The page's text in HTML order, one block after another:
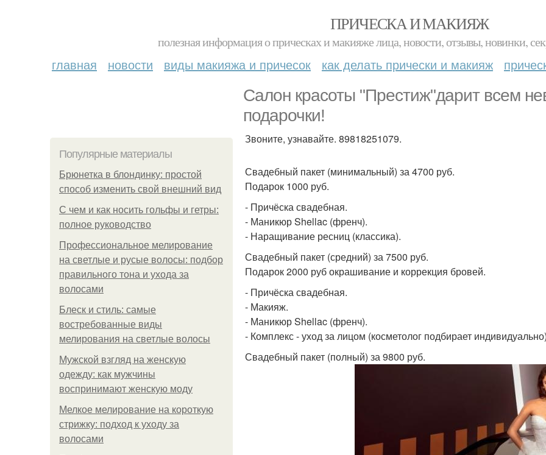
ПРИЧЕСКА И МАКИЯЖ
полезная информация о прическах и макияже лица, новости, отзывы, новинки,
главная новости виды макияжа и причесок как делать прически и макияж
Салон красоты "Престиж"дарит всем
подарочки!
Популярные материалы
Брюнетка в блондинку: простой
способ изменить свой внешний вид
С чем и как носить гольфы и гетры:
полное руководство
Профессиональное мелирование
на светлые и русые волосы: подбор
правильного тона и ухода за
волосами
Блеск и стиль: самые
востребованные виды
мелирования на светлые волосы
Мужской взгляд на женскую
одежду: как мужчины
воспринимают женскую моду
Мелкое мелирование на короткую
стрижку: подход к уходу за
волосами
Звоните, узнавайте. 89818251079.
Свадебный пакет (минимальный) за 4700 руб.
Подарок 1000 руб.
- Причёска свадебная.
- Маникюр Shellac (френч).
- Наращивание ресниц (классика).
Свадебный пакет (средний) за 7500 руб.
Подарок 2000 руб окрашивание и коррекция бровей.
- Причёска свадебная.
- Макияж.
- Маникюр Shellac (френч).
- Комплекс - уход за лицом (косметолог подбирает
Свадебный пакет (полный) за 9800 руб.